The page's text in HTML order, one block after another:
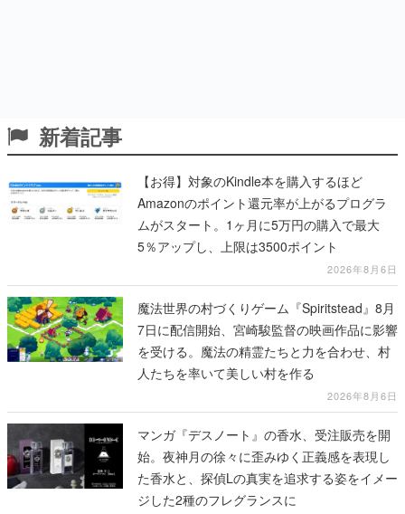
新着記事
【お得】対象のKindle本を購入するほど
Amazonのポイント還元率が上がるプログラ
ムがスタート。1ヶ月に5万円の購入で最大
5％アップし、上限は3500ポイント
2026年8月6日
魔法世界の村づくりゲーム『Spiritstead』8月
7日に配信開始、宮崎駿監督の映画作品に影響
を受ける。魔法の精霊たちと力を合わせ、村
人たちを率いて美しい村を作る
2026年8月6日
マンガ『デスノート』の香水、受注販売を開
始。夜神月の徐々に歪みゆく正義感を表現し
た香水と、探偵Lの真実を追求する姿をイメー
ジした2種のフレグランスに